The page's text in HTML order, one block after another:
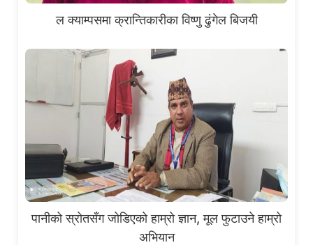
ल क्याम्पसमा क्रान्तिकारीका विष्णु ढुंगेल बिजयी
पानीको स्रोतसँग जोडिएको हाम्रो ज्ञान, मूल फुटाउने हाम्रो
अभियान